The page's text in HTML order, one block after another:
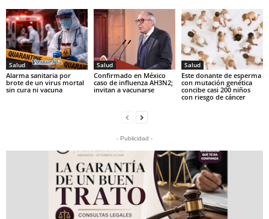
Salud
Alarma sanitaria por
brote de un virus mortal
sin cura ni vacuna
Salud
Confirmado en México
caso de influenza AH3N2;
invitan a vacunarse
Salud
Este donante de esperma
con mutación genética
concibe casi 200 niños
con riesgo de cáncer
- Publicidad -